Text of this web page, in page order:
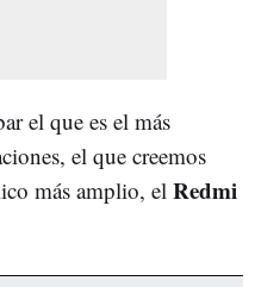
el que es el más
el que creemos
más amplio, el Redmi